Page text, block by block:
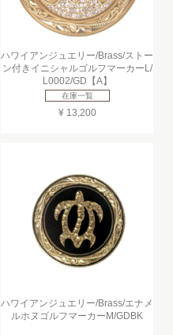
ハワイアンジュエリー/Brass/ストー
ン付きイニシャルゴルフマーカーL/
L0002/GD【A】
在庫一覧
¥ 13,200
ハワイアンジュエリー/Brass/エナメ
ルホヌゴルフマーカーM/GDBK